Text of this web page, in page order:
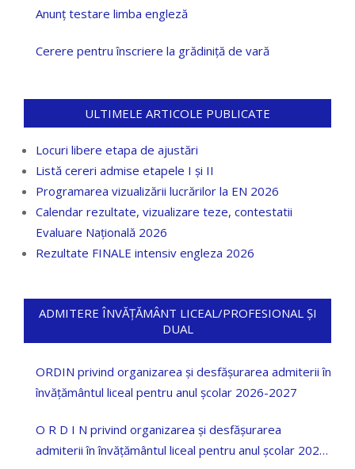
Anunț testare limba engleză
Cerere pentru înscriere la grădiniță de vară
ULTIMELE ARTICOLE PUBLICATE
Locuri libere etapa de ajustări
Listă cereri admise etapele I și II
Programarea vizualizării lucrărilor la EN 2026
Calendar rezultate, vizualizare teze, contestatii
Evaluare Națională 2026
Rezultate FINALE intensiv engleza 2026
ADMITERE ÎNVĂȚĂMÂNT LICEAL/PROFESIONAL ȘI
DUAL
ORDIN privind organizarea și desfășurarea admiterii în
învățământul liceal pentru anul școlar 2026-2027
O R D I N privind organizarea și desfășurarea
admiterii în învățământul liceal pentru anul școlar 2025